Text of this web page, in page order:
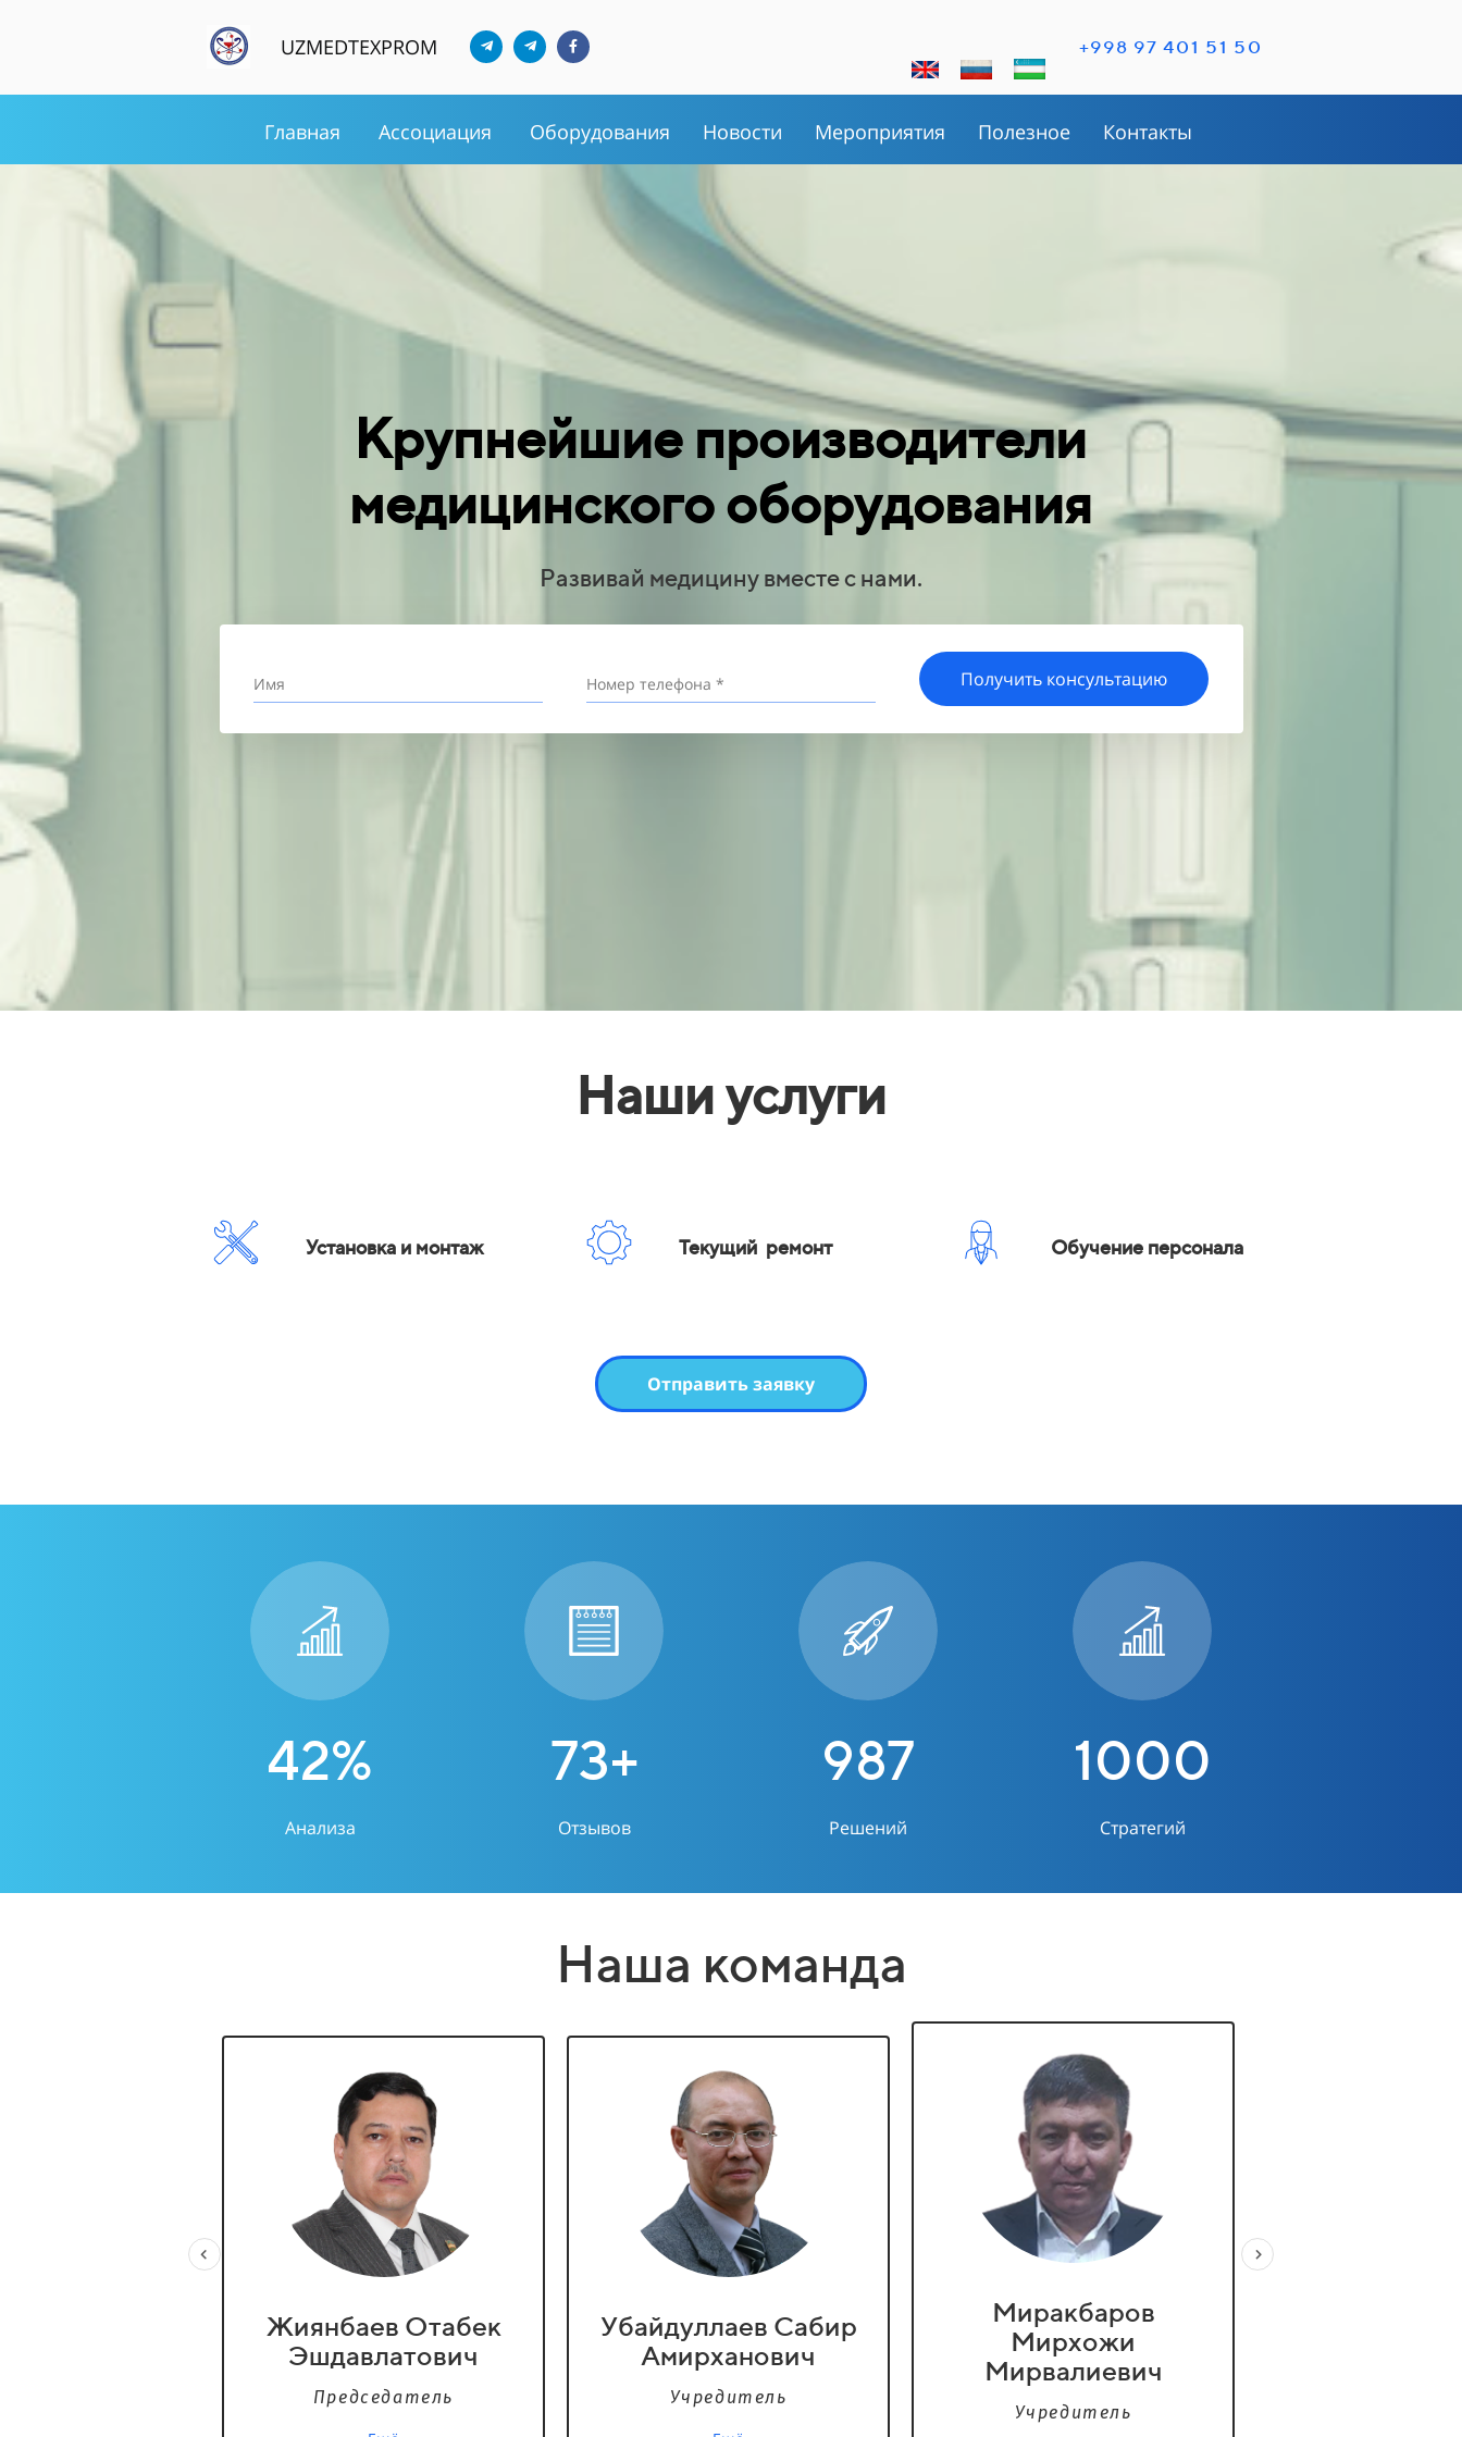
UZMEDTEXPROM +998 97 401 51 50
Главная Ассоциация Оборудования Новости Мероприятия Полезное Контакты
Крупнейшие производители
медицинского оборудования
Развивай медицину вместе с нами.
Имя Номер телефона * Получить консультацию
Наши услуги
Установка и монтаж Текущий ремонт Обучение персонала
Отправить заявку
42%
Анализа
73+
Отзывов
987
Решений
1000
Стратегий
Наша команда
Жиянбаев Отабек
Эшдавлатович
Председатель
Убайдуллаев Сабир
Амирханович
Учредитель
Миракбаров
Мирхожи
Мирвалиевич
Учредитель